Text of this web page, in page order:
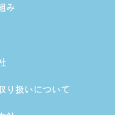
み
り扱いについて